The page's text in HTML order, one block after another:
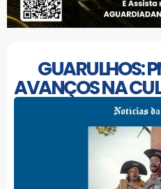
GUARULHOS:
AVANÇOS NA